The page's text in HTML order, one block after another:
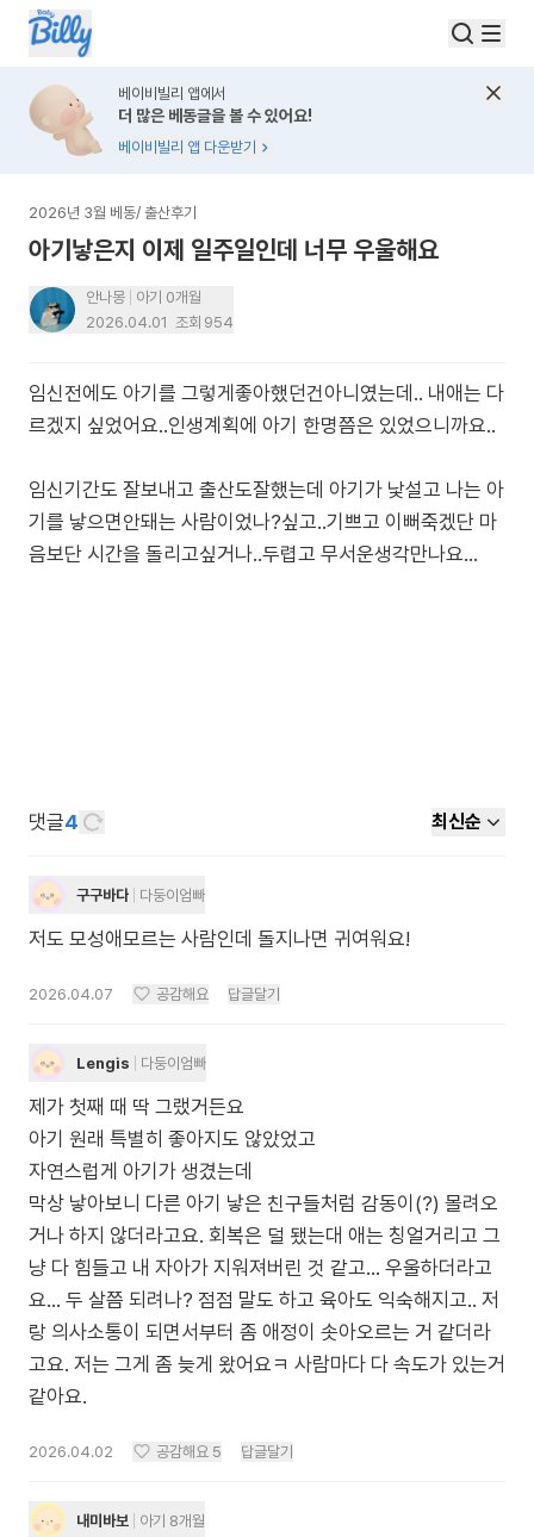
베이비빌리 앱에서
더 많은 베동글을 볼 수 있어요!
베이비빌리 앱 다운받기
2026년 3월 베동/ 출산후기
아기낳은지 이제 일주일인데 너무 우울해요
안나몽
아기 0개월
2026.04.01 조회 954
임신전에도 아기를 그렇게좋아했던건아니였는데.. 내애는 다
르겠지 싶었어요..인생계획에 아기 한명쯤은 있었으니까요..
임신기간도 잘보내고 출산도잘했는데 아기가 낯설고 나는 아
기를 낳으면안돼는 사람이었나?싶고..기쁘고 이뻐죽겠단 마
음보단 시간을 돌리고싶거나..두렵고 무서운생각만나요...
댓글4 최신순
구구바다 다둥이엄빠
저도 모성애모르는 사람인데 돌지나면 귀여워요!
2026.04.07 공감해요 답글달기
Lengis 다둥이엄빠
제가 첫째 때 딱 그랬거든요
아기 원래 특별히 좋아지도 않았었고
자연스럽게 아기가 생겼는데
막상 낳아보니 다른 아기 낳은 친구들처럼 감동이(?) 몰려오
거나 하지 않더라고요. 회복은 덜 됐는대 애는 칭얼거리고 그
냥 다 힘들고 내 자아가 지워져버린 것 같고… 우울하더라고
요… 두 살쯤 되려나? 점점 말도 하고 육아도 익숙해지고.. 저
랑 의사소통이 되면서부터 좀 애정이 솟아오르는 거 같더라
고요. 저는 그게 좀 늦게 왔어요ㅋ 사람마다 다 속도가 있는거
같아요.
2026.04.02 공감해요 5 답글달기
내미바보 아기 8개월